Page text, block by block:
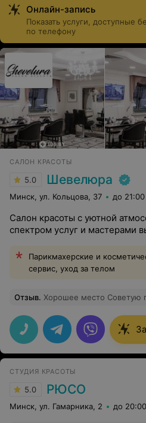
Онлайн-запись
Показать услуги, доступные
по телефону
САЛОН КРАСОТЫ
5.0 Шевелюра
Минск, ул. Кольцова, 37 до 21:00
Салон красоты с уютной
спектром услуг и мастерами
Парикмахерские и
сервис, уход за телом
Отзыв. Хорошее место
СТУДИЯ КРАСОТЫ
5.0 РЮСО
Минск, ул. Гамарника, 2 до 20:00